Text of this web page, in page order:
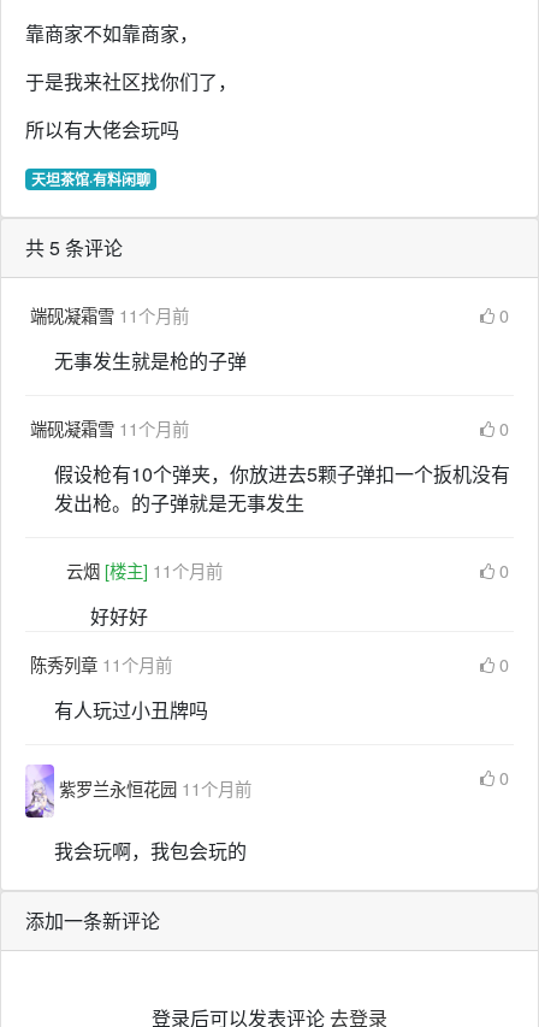
靠商家不如靠商家，
于是我来社区找你们了，
所以有大佬会玩吗
天坦茶馆·有料闲聊
共 5 条评论
端砚凝霜雪 11个月前 0
无事发生就是枪的子弹
端砚凝霜雪 11个月前 0
假设枪有10个弹夹，你放进去5颗子弹扣一个扳机没有
发出枪。的子弹就是无事发生
云烟 [楼主] 11个月前 0
好好好
陈秀列章 11个月前 0
有人玩过小丑牌吗
紫罗兰永恒花园 11个月前 0
我会玩啊，我包会玩的
添加一条新评论
登录后可以发表评论去登录